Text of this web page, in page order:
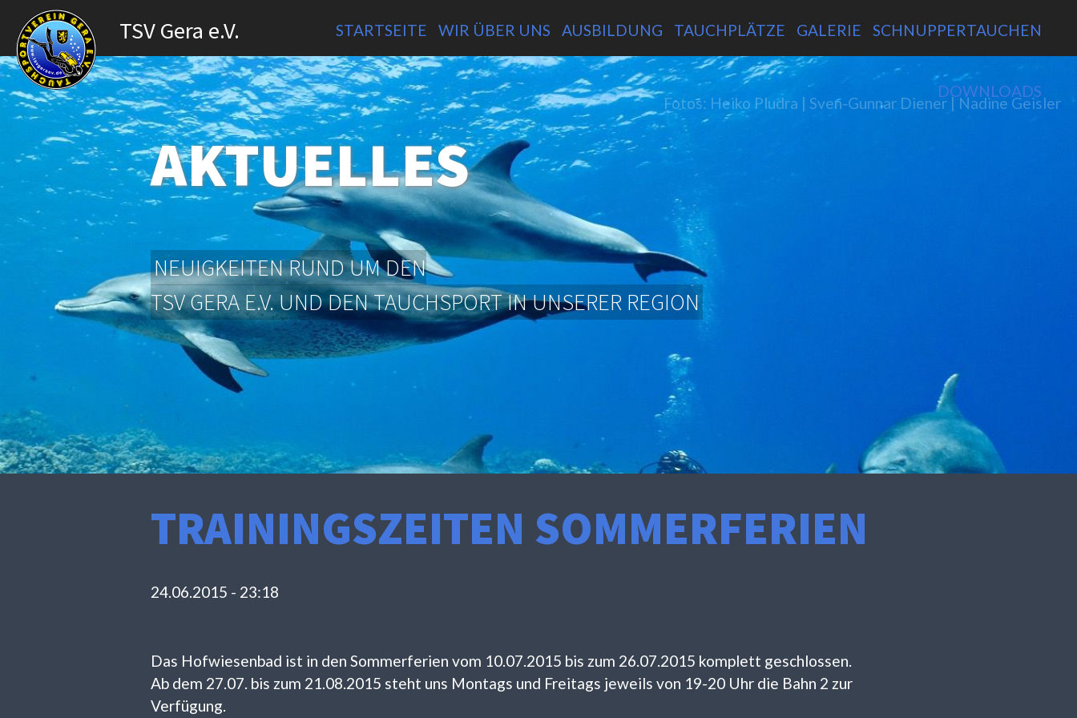
TSV Gera e.V. STARTSEITE WIR ÜBER UNS AUSBILDUNG TAUCHPLÄTZE GALERIE SCHNUPPERTAUCHEN
DOWNLOADS
Fotos: Heiko Pludra | Sven-Gunnar Diener | Nadine Geisler
AKTUELLES
NEUIGKEITEN RUND UM DEN
TSV GERA E.V. UND DEN TAUCHSPORT IN UNSERER REGION
TRAININGSZEITEN SOMMERFERIEN
24.06.2015 - 23:18
Das Hofwiesenbad ist in den Sommerferien vom 10.07.2015 bis zum 26.07.2015 komplett geschlossen.
Ab dem 27.07. bis zum 21.08.2015 steht uns Montags und Freitags jeweils von 19-20 Uhr die Bahn 2 zur
Verfügung.